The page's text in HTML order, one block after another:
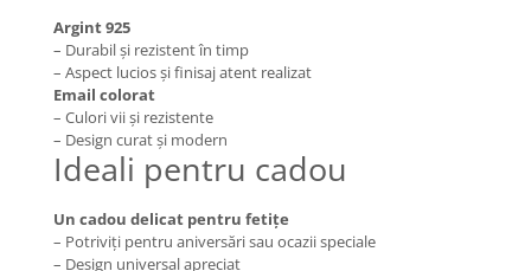
Argint 925
– Durabil și rezistent în timp
– Aspect lucios și finisaj atent realizat
Email colorat
– Culori vii și rezistente
– Design curat și modern
Ideali pentru cadou
Un cadou delicat pentru fetițe
– Potriviți pentru aniversări sau ocazii speciale
– Design universal apreciat